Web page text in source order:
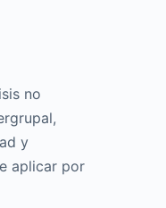
no
y
aplicar por